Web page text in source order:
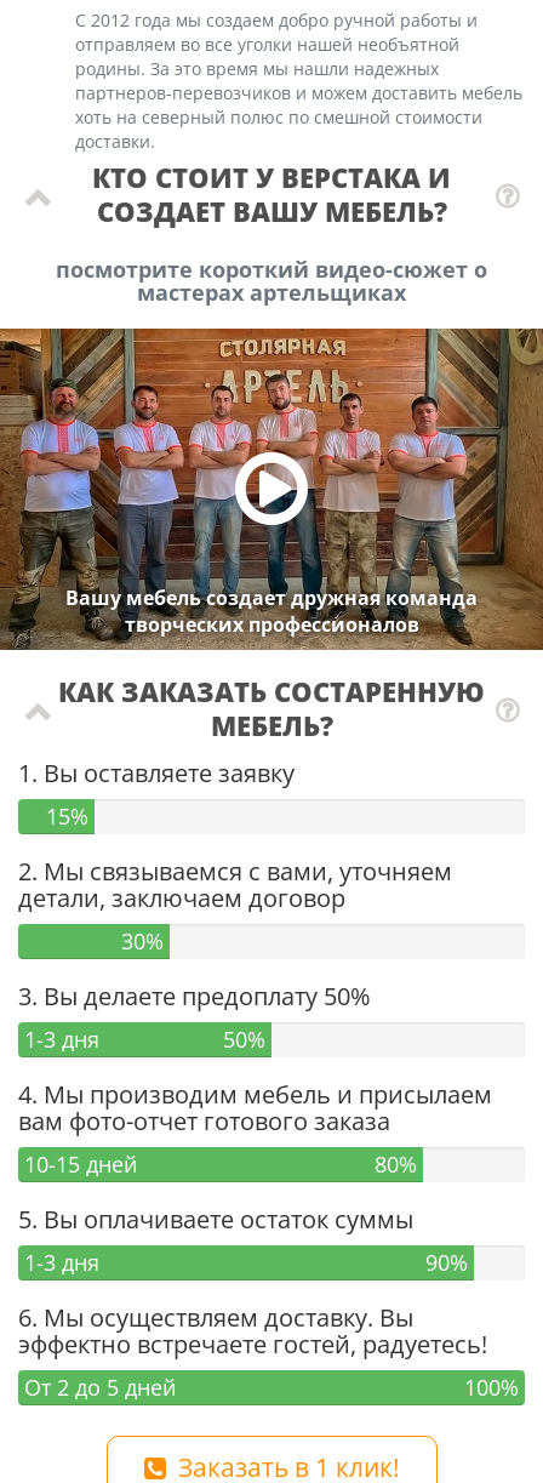
С 2012 года мы создаем добро ручной работы и
отправляем во все уголки нашей необъятной
родины. За это время мы нашли надежных
партнеров-перевозчиков и можем доставить мебель
хоть на северный полюс по смешной стоимости
доставки.
КТО СТОИТ У ВЕРСТАКА И
СОЗДАЕТ ВАШУ МЕБЕЛЬ?
посмотрите короткий видео-сюжет о
мастерах артельщиках
Вашу мебель создает дружная команда
творческих профессионалов
КАК ЗАКАЗАТЬ СОСТАРЕННУЮ
МЕБЕЛЬ?
1. Вы оставляете заявку
15%
2. Мы связываемся с вами, уточняем
детали, заключаем договор
30%
3. Вы делаете предоплату 50%
1-3 дня 50%
4. Мы производим мебель и присылаем
вам фото-отчет готового заказа
10-15 дней 80%
5. Вы оплачиваете остаток суммы
1-3 дня 90%
6. Мы осуществляем доставку. Вы
эффектно встречаете гостей, радуетесь!
От 2 до 5 дней 100%
Заказать в 1 клик!